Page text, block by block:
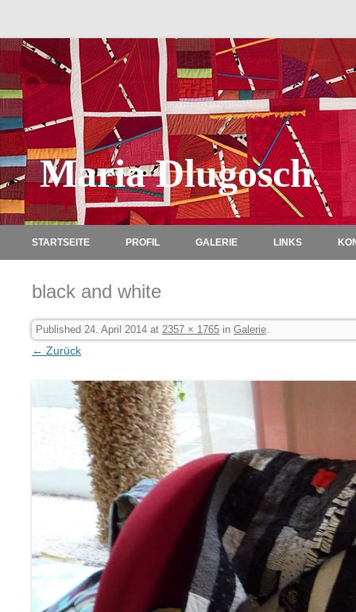
Maria Dlugosch
STARTSEITE PROFIL GALERIE LINKS
black and white
Published 24. April 2014 at 2357 × 1765 in Galerie.
← Zurück